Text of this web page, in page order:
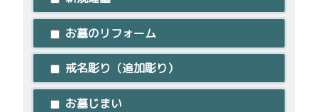
お墓のリフォーム
戒名彫り（追加彫り）
お墓じまい